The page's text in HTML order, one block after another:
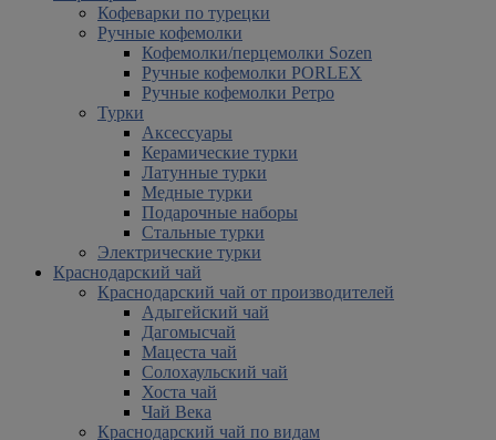
Кофеварки по турецки
Ручные кофемолки
Кофемолки/перцемолки Sozen
Ручные кофемолки PORLEX
Ручные кофемолки Ретро
Турки
Аксессуары
Керамические турки
Латунные турки
Медные турки
Подарочные наборы
Стальные турки
Электрические турки
Краснодарский чай
Краснодарский чай от производителей
Адыгейский чай
Дагомысчай
Мацеста чай
Солохаульский чай
Хоста чай
Чай Века
Краснодарский чай по видам